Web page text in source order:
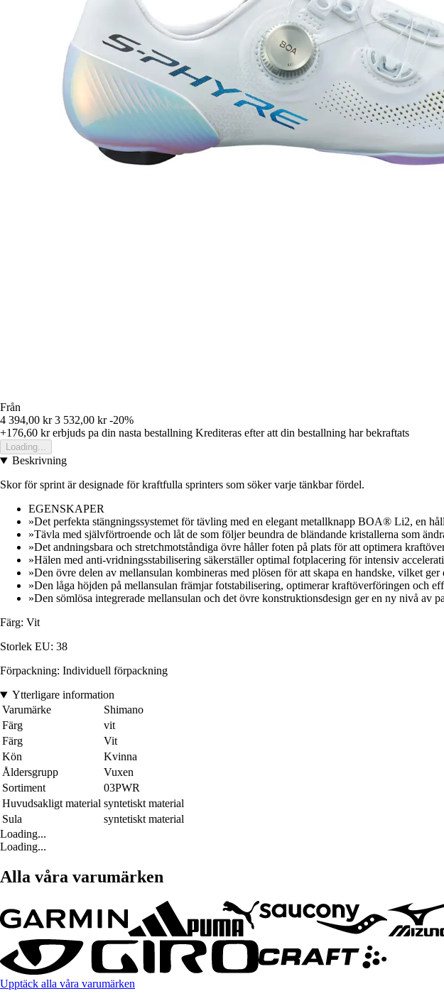
Från
4 394,00 kr 3 532,00 kr -20%
+176,60 krerbjuds pa din nasta bestallning Krediteras efter att din bestallning har bekraftats
Loading...
Beskrivning
Skor för sprint är designade för kraftfulla sprinters som söker varje tänkbar fördel.
EGENSKAPER
»Det perfekta stängningssystemet för tävling med en elegant metallknapp BOA® Li2, en
»Tävla med självförtroende och låt de som följer beundra de bländande kristallerna som
»Det andningsbara och stretchmotståndiga övre håller foten på plats för att optimera
»Hälen med anti-vridningsstabilisering säkerställer optimal fotplacering för intensiv
»Den övre delen av mellansulan kombineras med plösen för att skapa en handske, vilket
»Den låga höjden på mellansulan främjar fotstabilisering, optimerar kraftöverföringen och
»Den sömlösa integrerade mellansulan och det övre konstruktionsdesign ger en ny nivå av
Färg: Vit
Storlek EU: 38
Förpackning: Individuell förpackning
Ytterligare information
Varumärke
Shimano
Färg
vit
Färg
Vit
Kön
Kvinna
Åldersgrupp
Vuxen
Sortiment
03PWR
Huvudsakligt material syntetiskt material
Sula
syntetiskt material
Loading...
Loading...
Alla våra varumärken
Upptäck alla våra varumärken